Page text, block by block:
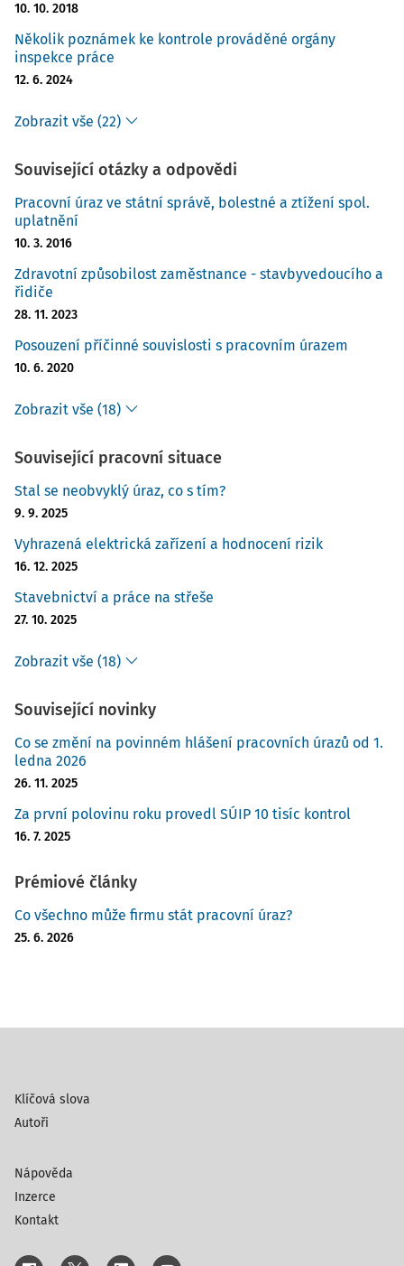
10. 10. 2018
Několik poznámek ke kontrole prováděné orgány
inspekce práce
12. 6. 2024
Zobrazit vše (22)
Související otázky a odpovědi
Pracovní úraz ve státní správě, bolestné a ztížení spol.
uplatnění
10. 3. 2016
Zdravotní způsobilost zaměstnance - stavbyvedoucího a
řidiče
28. 11. 2023
Posouzení příčinné souvislosti s pracovním úrazem
10. 6. 2020
Zobrazit vše (18)
Související pracovní situace
Stal se neobvyklý úraz, co s tím?
9. 9. 2025
Vyhrazená elektrická zařízení a hodnocení rizik
16. 12. 2025
Stavebnictví a práce na střeše
27. 10. 2025
Zobrazit vše (18)
Související novinky
Co se změní na povinném hlášení pracovních úrazů od 1.
ledna 2026
26. 11. 2025
Za první polovinu roku provedl SÚIP 10 tisíc kontrol
16. 7. 2025
Prémiové články
Co všechno může firmu stát pracovní úraz?
25. 6. 2026
Klíčová slova
Autoři
Nápověda
Inzerce
Kontakt